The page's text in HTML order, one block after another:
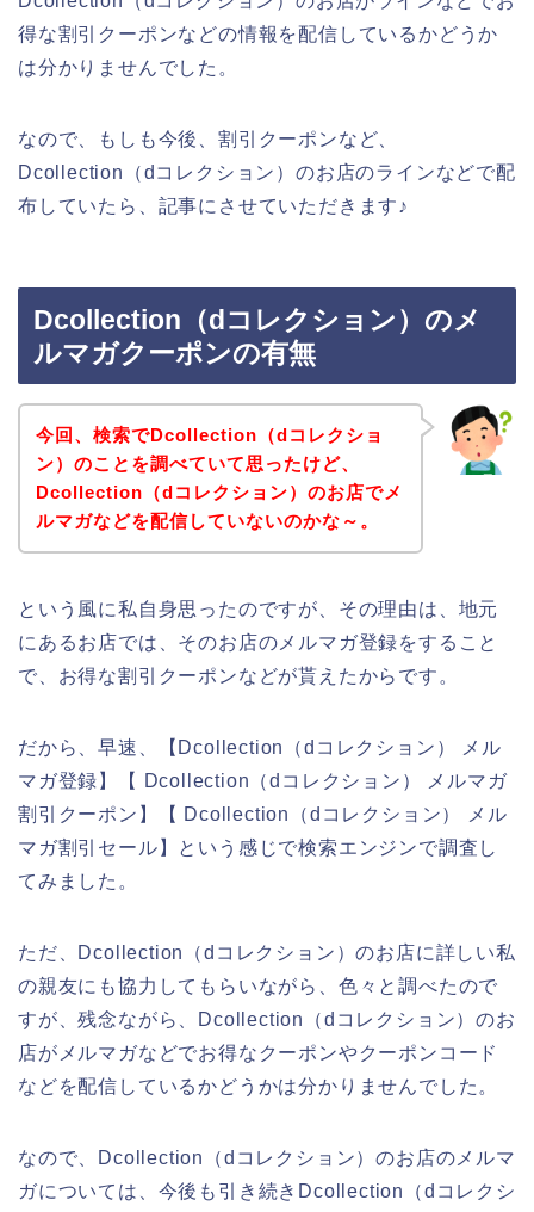
得な割引クーポンなどの情報を配信しているかどうか
は分かりませんでした。
なので、もしも今後、割引クーポンなど、
Dcollection（dコレクション）のお店のラインなどで配
布していたら、記事にさせていただきます♪
Dcollection（dコレクション）のメ
ルマガクーポンの有無
今回、検索でDcollection（dコレクショ
ン）のことを調べていて思ったけど、
Dcollection（dコレクション）のお店でメ
ルマガなどを配信していないのかな～。
という風に私自身思ったのですが、その理由は、地元
にあるお店では、そのお店のメルマガ登録をすること
で、お得な割引クーポンなどが貰えたからです。
だから、早速、【Dcollection（dコレクション） メル
マガ登録】【 Dcollection（dコレクション） メルマガ
割引クーポン】【 Dcollection（dコレクション） メル
マガ割引セール】という感じで検索エンジンで調査し
てみました。
ただ、Dcollection（dコレクション）のお店に詳しい私
の親友にも協力してもらいながら、色々と調べたので
すが、残念ながら、Dcollection（dコレクション）のお
店がメルマガなどでお得なクーポンやクーポンコード
などを配信しているかどうかは分かりませんでした。
なので、Dcollection（dコレクション）のお店のメルマ
ガについては、今後も引き続きDcollection（dコレクシ